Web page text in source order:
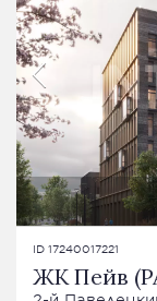
ID 17240017221
ЖК Пейв